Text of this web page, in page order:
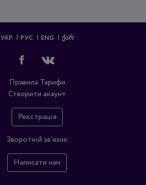
УКР РУС ENG ᲥᲐᲠ
Правила Тарифи
Створити акаунт
Реєстрація
Зворотній зв'язок
Написати нам